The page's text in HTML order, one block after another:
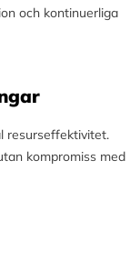
och kontinuerliga
resurseffektivitet.
kompromiss med